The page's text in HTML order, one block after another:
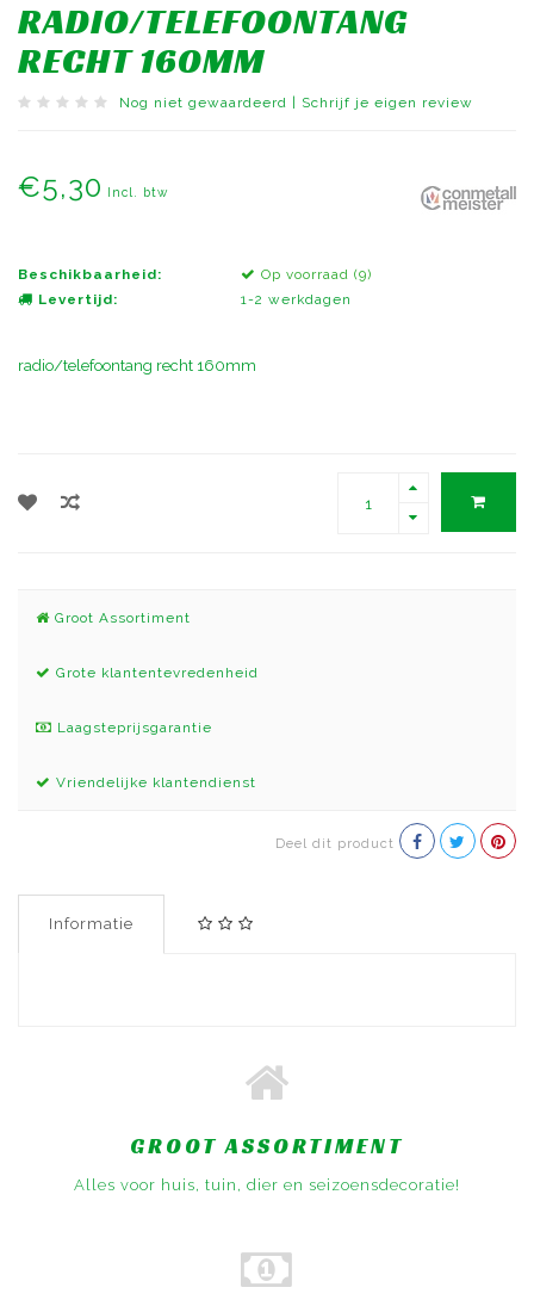
RADIO/TELEFOONTANG
RECHT 160MM
Nog niet gewaardeerd Schrijf je eigen review
€5,30 Incl. btw
Beschikbaarheid:
Op voorraad (9)
Levertijd:
1-2 werkdagen
radio/telefoontang recht 160mm
Groot Assortiment
Grote klantentevredenheid
Laagsteprijsgarantie
Vriendelijke klantendienst
Deel dit product
Informatie
GROOT ASSORTIMENT
Alles voor huis, tuin, dier en seizoensdecoratie!